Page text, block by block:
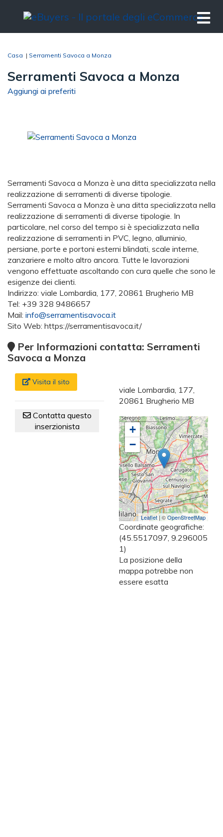
Casa | Serramenti Savoca a Monza
Serramenti Savoca a Monza
Aggiungi ai preferiti
Serramenti Savoca a Monza è una ditta specializzata nella
realizzazione di serramenti di diverse tipologie.
Serramenti Savoca a Monza è una ditta specializzata nella
realizzazione di serramenti di diverse tipologie. In
particolare, nel corso del tempo si è specializzata nella
realizzazione di serramenti in PVC, legno, alluminio,
persiane, porte e portoni esterni blindati, scale interne,
zanzariere e molto altro ancora. Tutte le lavorazioni
vengono effettuate ascoltando con cura quelle che sono le
esigenze dei clienti.
Indirizzo: viale Lombardia, 177, 20861 Brugherio MB
Tel: +39 328 9486657
Mail: info@serramentisavoca.it
Sito Web: https://serramentisavoca.it/
Per Informazioni contatta: Serramenti
Savoca a Monza
Visita il sito
Contatta questo
inserzionista
viale Lombardia, 177,
20861 Brugherio MB
+
−
Leaflet| ©OpenStreetMap
Coordinate geografiche:
(45.5517097, 9.296005
1)
La posizione della
mappa potrebbe non
essere esatta